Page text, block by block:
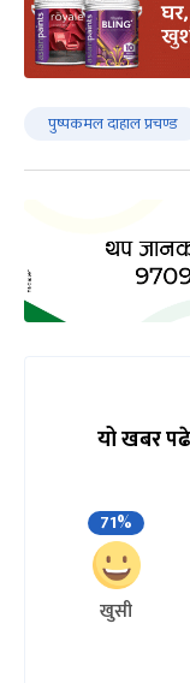
पुष्पकमल दाहाल प्रचण्ड
यो खबर
71%
खुसी